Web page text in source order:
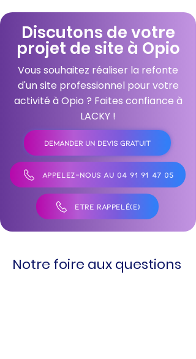
Discutons de votre
projet de site à Opio
Vous souhaitez réaliser la refonte
d'un site professionnel pour votre
activité à Opio ? Faites confiance à
LACKY !
DEMANDER UN DEVIS GRATUIT
APPELEZ-NOUS AU 04 91 91 47 05
ÊTRE RAPPELÉ(E)
Notre foire aux questions